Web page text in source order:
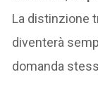
La distinzione
diventerà
domanda